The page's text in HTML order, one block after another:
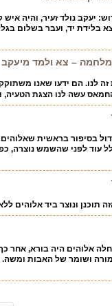
יעקב נולד זעיר, והיה
בלידת יד, ועבר בשלום
– צא ולמד מיעקב
לנו. הם ידעו שאנו
עשה לנו הצגת הטעיה,
בסיפור בראשית
עוד לפני שהשמש נוצרה,
תוכנן ונוצר ביד אלוהים
אלוהים היה בורא, אחר
ושומר של האבות ומשה.